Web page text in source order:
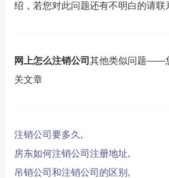
绍，若您对此问题还有不明白的请联
网上怎么注销公司 其他类似问题——
关文章
注销公司要多久,
房东如何注销公司注册地址,
吊销公司和注销公司的区别,